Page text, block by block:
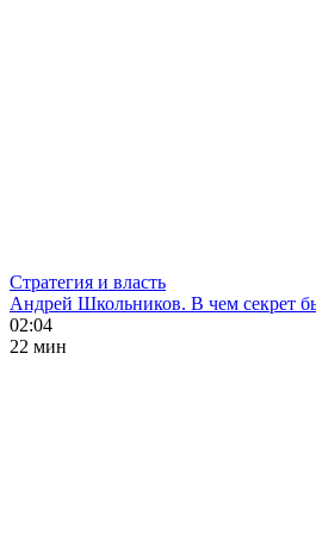
Стратегия и власть
Андрей Школьников. В чем секрет
02:04
22 мин